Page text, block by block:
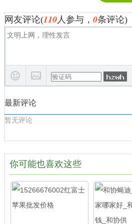
网友评论(110人参与， 0条评论)
最新评论
暂无评论
你可能也喜欢这些